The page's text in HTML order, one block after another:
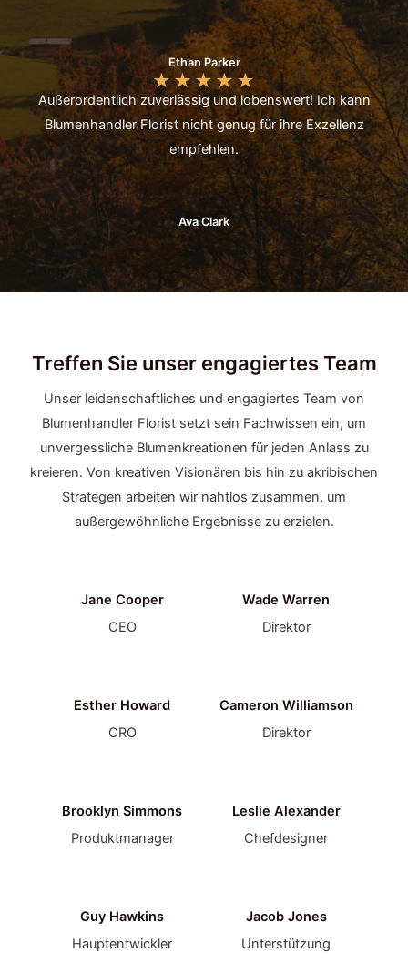
Ethan Parker
★★★★★
Außerordentlich zuverlässig und lobenswert! Ich kann
Blumenhandler Florist nicht genug für ihre Exzellenz
empfehlen.
Ava Clark
Treffen Sie unser engagiertes Team
Unser leidenschaftliches und engagiertes Team von
Blumenhandler Florist setzt sein Fachwissen ein, um
unvergessliche Blumenkreationen für jeden Anlass zu
kreieren. Von kreativen Visionären bis hin zu akribischen
Strategen arbeiten wir nahtlos zusammen, um
außergewöhnliche Ergebnisse zu erzielen.
Jane Cooper
CEO
Wade Warren
Direktor
Esther Howard
CRO
Cameron Williamson
Direktor
Brooklyn Simmons
Produktmanager
Leslie Alexander
Chefdesigner
Guy Hawkins
Hauptentwickler
Jacob Jones
Unterstützung